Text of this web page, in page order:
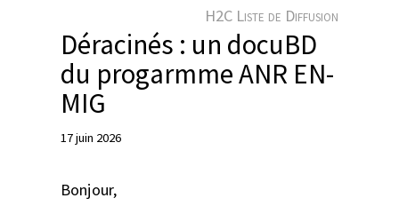
r
H2C Liste de Diffusion
Déracinés : un docuBD
du progarmme ANR EN-
MIG
17 juin 2026
Bonjour,